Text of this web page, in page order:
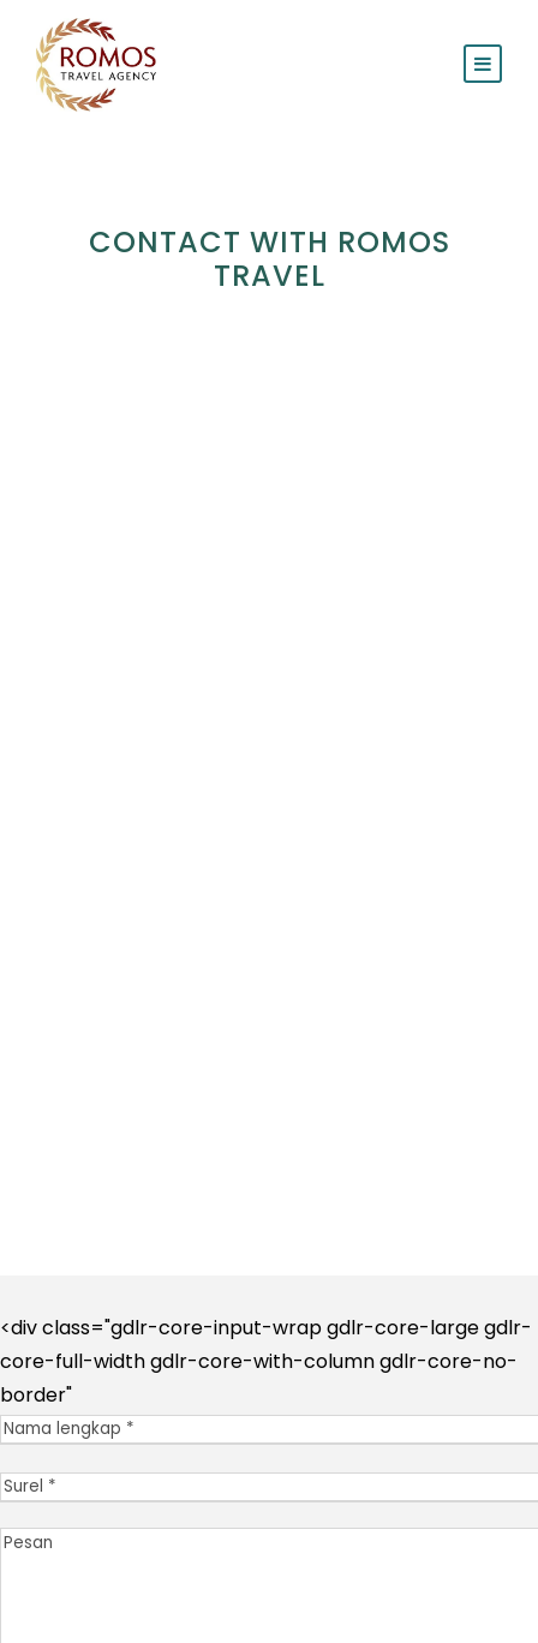
CONTACT WITH ROMOS
TRAVEL
<div class="gdlr-core-input-wrap gdlr-core-large gdlr-
core-full-width gdlr-core-with-column gdlr-core-no-
border"